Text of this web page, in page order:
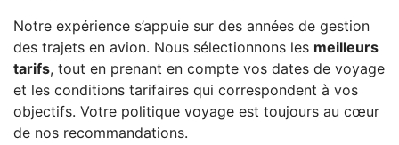
Notre expérience s’appuie sur des années de gestion
des trajets en avion. Nous sélectionnons les meilleurs
tarifs, tout en prenant en compte vos dates de voyage
et les conditions tarifaires qui correspondent à vos
objectifs. Votre politique voyage est toujours au cœur
de nos recommandations.